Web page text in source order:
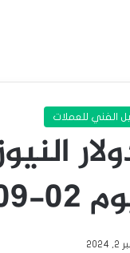
الفني للعملات
2024